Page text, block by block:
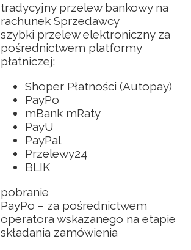
tradycyjny przelew bankowy na
rachunek Sprzedawcy
szybki przelew elektroniczny za
pośrednictwem platformy
płatniczej:
Shoper Płatności (Autopay)
PayPo
mBank mRaty
PayU
PayPal
Przelewy24
BLIK
pobranie
PayPo – za pośrednictwem
operatora wskazanego na etapie
składania zamówienia